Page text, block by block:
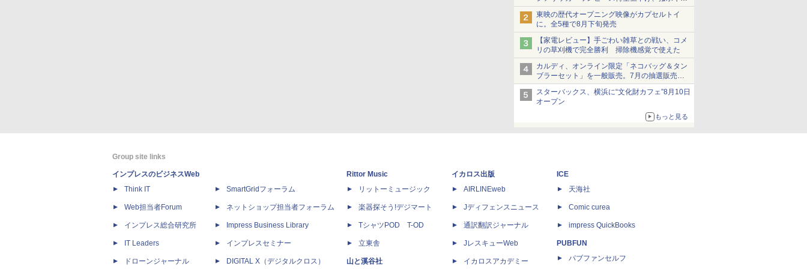
ショーツは1990円に
東映の歴代オープニング映像がカプセルトイ
に。全5種で8月下旬発売
【家電レビュー】手ごわい雑草との戦い、コメ
リの草刈機で完全勝利 掃除機感覚で使えた
カルディ、オンライン限定「ネコバッグ＆タン
ブラーセット」を一般販売。7月の抽選販売の
当選無効分
スターバックス、横浜に“文化財カフェ”8月10日
オープン
もっと見る
Group site links
インプレスのビジネスWeb
Think IT
Web担当者Forum
インプレス総合研究所
IT Leaders
ドローンジャーナル
SmartGridフォーラム
ネットショップ担当者フォーラム
Impress Business Library
インプレスセミナー
DIGITAL X（デジタルクロス）
Rittor Music
リットーミュージック
楽器探そう!デジマート
TシャツPOD T-OD
立東舎
山と溪谷社
イカロス出版
AIRLINEweb
Jディフェンスニュース
通訳翻訳ジャーナル
JレスキューWeb
イカロスアカデミー
ICE
天海社
Comic curea
impress QuickBooks
PUBFUN
パブファンセルフ